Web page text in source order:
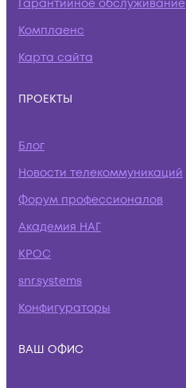
Гарантийное обслуживание
Комплаенс
Карта сайта
ПРОЕКТЫ
Блог
Новости телекоммуникаций
Форум профессионалов
Академия НАГ
КРОС
snr.systems
Конфигураторы
ВАШ ОФИС